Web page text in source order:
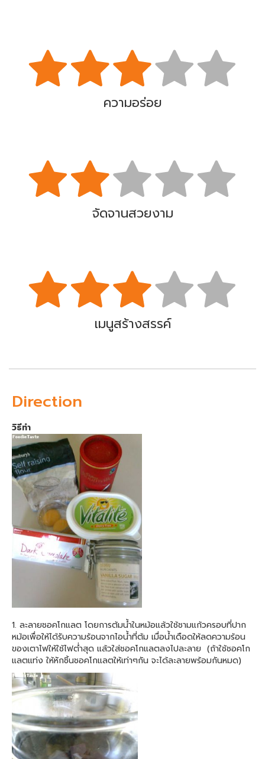
ความอร่อย
จัดจานสวยงาม
เมนูสร้างสรรค์
Direction
วิธีทำ
1. ละลายชอคโกแลต โดยการต้มน้ำในหม้อแล้วใช้ชามแก้วครอบที่ปาก
หม้อเพื่อให้ได้รับความร้อนจากไอน้ำที่ต้ม เมื่อน้ำเดือดให้ลดความร้อน
ของเตาไฟให้ใช้ไฟต่ำสุด แล้วใส่ชอคโกแลตลงไปละลาย (ถ้าใช้ชอคโก
แลตแท่ง ให้หักชิ้นชอคโกแลตให้เท่าๆกัน จะได้ละลายพร้อมกันหมด)